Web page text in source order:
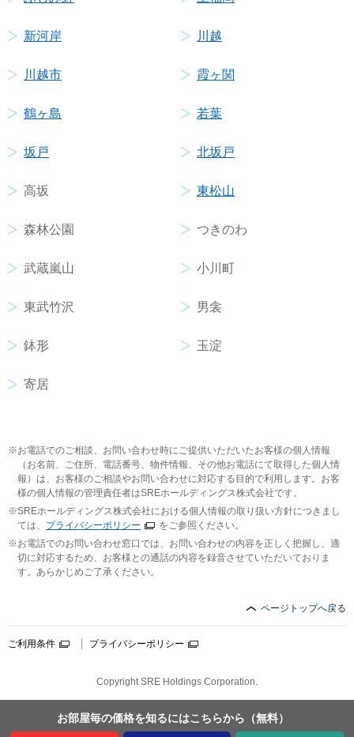
新河岸 川越
川越市 霞ヶ関
鶴ヶ島 若葉
坂戸 北坂戸
高坂 東松山
森林公園 つきのわ
武蔵嵐山 小川町
東武竹沢 男衾
鉢形 玉淀
寄居
お部屋毎の価格を知るにはこちらから （無料）
お電話でのご相談、お問い合わせ時にご提供いただいたお客様の個人情報
（お名前、ご住所、電話番号、物件情報、その他お電話にて取得した個人情
報）は、お客様のご相談やお問い合わせに対応する目的で利用します。お客
様の個人情報の管理責任者はSREホールディングス株式会社です。
SREホールディングス株式会社における個人情報の取り扱い方針につきまし
ては、 プライバシーポリシー
をご参照ください。
お電話でのお問い合わせ窓口では、お問い合わせの内容を正しく把握し、適
切に対応するため、お客様との通話の内容を録音させていただいておりま
す。あらかじめご了承ください。
ページトップへ戻る
ご利用条件 プライバシーポリシー
Copyright SRE Holdings Corporation.